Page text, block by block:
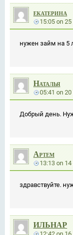
екатерина
15:05on25
нужен займ на 5
Наталья
05:41on20
Добрый день.
Артем
13:13on14
здравствуйте.
ИЛЬНАР